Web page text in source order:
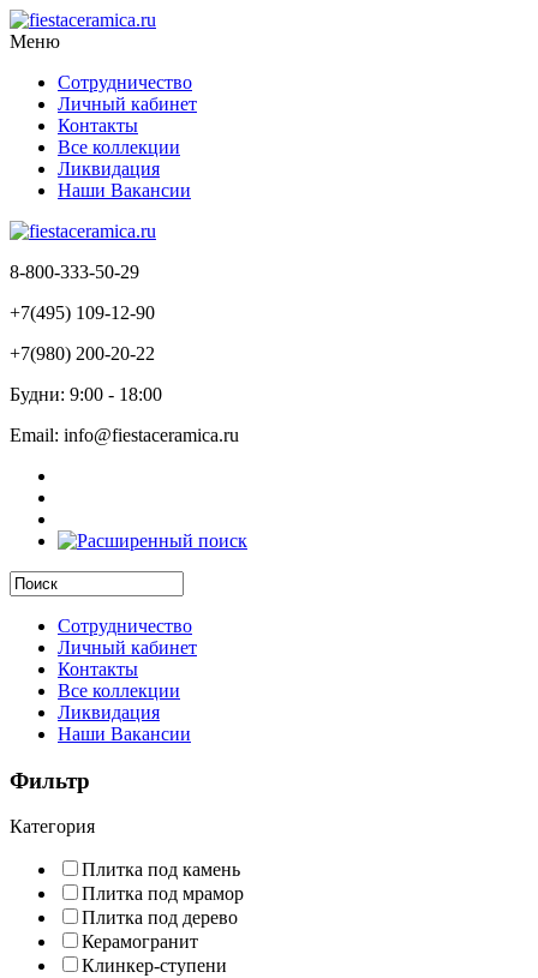
Меню
Сотрудничество
Личный кабинет
Контакты
Все коллекции
Ликвидация
Наши Вакансии
8-800-333-50-29
+7(495) 109-12-90
+7(980) 200-20-22
Будни: 9:00 - 18:00
Email: info@fiestaceramica.ru
Сотрудничество
Личный кабинет
Контакты
Все коллекции
Ликвидация
Наши Вакансии
Фильтр
Категория
Плитка под камень
Плитка под мрамор
Плитка под дерево
Керамогранит
Клинкер-ступени